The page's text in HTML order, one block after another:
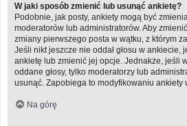
W jaki sposób zmienić lub usunąć ankietę?
Podobnie, jak posty, ankiety mogą być
moderatorów lub administratorów. Aby
zmiany pierwszego posta w wątku, z którym
Jeśli nikt jeszcze nie oddał głosu w ankiecie,
ankietę lub zmienić jej opcje. Jednakże, jeśli
oddane głosy, tylko moderatorzy lub
usunąć. Zapobiega to modyfikowaniu ankiety
Na górę